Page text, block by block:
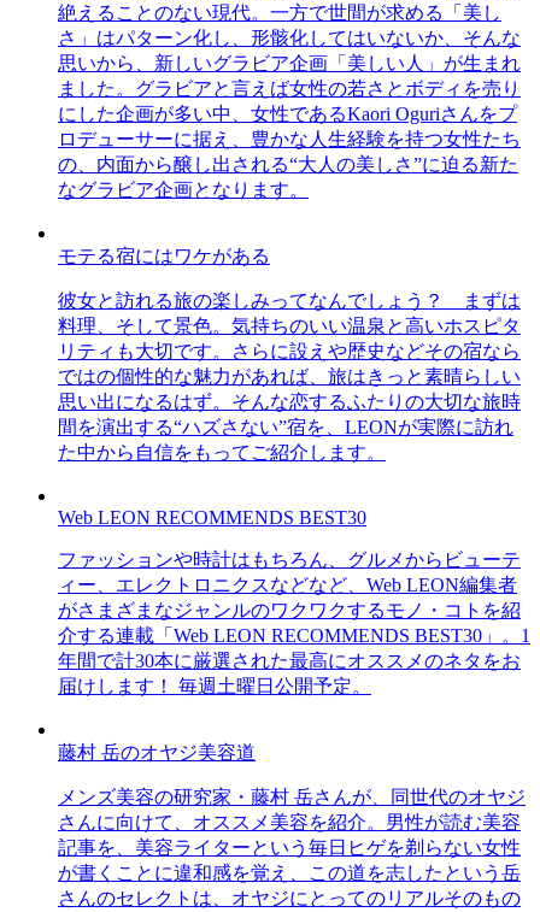
絶えることのない現代。一方で世間が求める「美し
さ」はパターン化し、形骸化してはいないか、そんな
思いから、新しいグラビア企画「美しい人」が生まれ
ました。グラビアと言えば女性の若さとボディを売り
にした企画が多い中、女性であるKaori Oguriさんをプ
ロデューサーに据え、豊かな人生経験を持つ女性たち
の、内面から醸し出される“大人の美しさ”に迫る新た
なグラビア企画となります。
モテる宿にはワケがある
彼女と訪れる旅の楽しみってなんでしょう？ まずは
料理、そして景色。気持ちのいい温泉と高いホスピタ
リティも大切です。さらに設えや歴史などその宿なら
ではの個性的な魅力があれば、旅はきっと素晴らしい
思い出になるはず。そんな恋するふたりの大切な旅時
間を演出する“ハズさない”宿を、LEONが実際に訪れ
た中から自信をもってご紹介します。
Web LEON RECOMMENDS BEST30
ファッションや時計はもちろん、グルメからビューテ
ィー、エレクトロニクスなどなど、Web LEON編集者
がさまざまなジャンルのワクワクするモノ・コトを紹
介する連載「Web LEON RECOMMENDS BEST30」。1
年間で計30本に厳選された最高にオススメのネタをお
届けします！ 毎週土曜日公開予定。
藤村 岳のオヤジ美容道
メンズ美容の研究家・藤村 岳さんが、同世代のオヤジ
さんに向けて、オススメ美容を紹介。男性が読む美容
記事を、美容ライターという毎日ヒゲを剃らない女性
が書くことに違和感を覚え、この道を志したという岳
さんのセレクトは、オヤジにとってのリアルそのもの